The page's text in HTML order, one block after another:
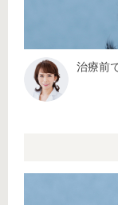
治療前